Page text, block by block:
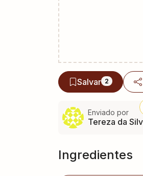
Salvar 2
Enviado por
Tereza da
Ingredientes